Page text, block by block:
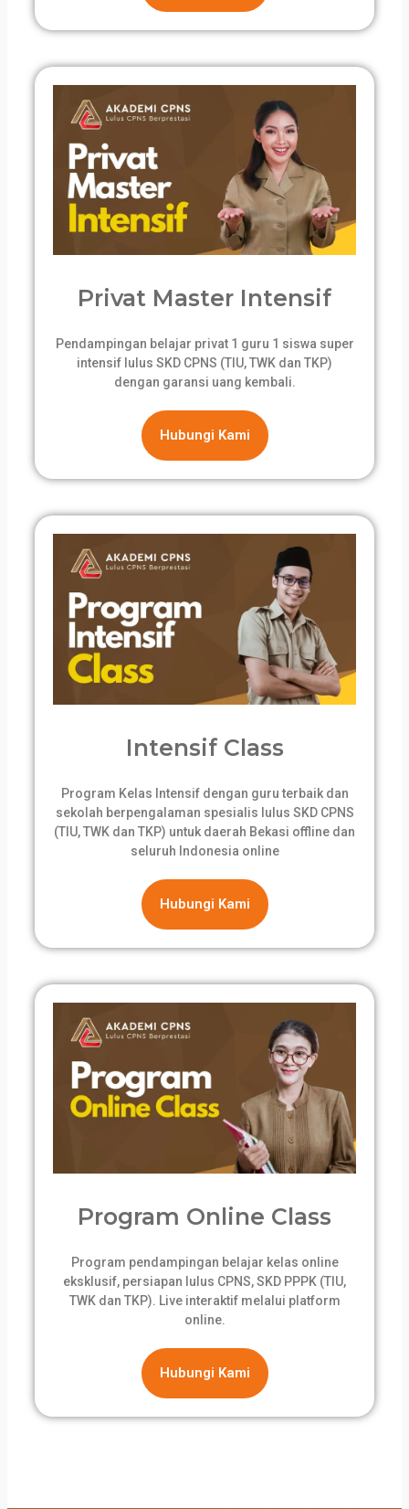
Privat Master Intensif
Pendampingan belajar privat 1 guru 1 siswa super
intensif lulus SKD CPNS (TIU, TWK dan TKP)
dengan garansi uang kembali.
Hubungi Kami
Intensif Class
Program Kelas Intensif dengan guru terbaik dan
sekolah berpengalaman spesialis lulus SKD CPNS
(TIU, TWK dan TKP) untuk daerah Bekasi offline dan
seluruh Indonesia online
Hubungi Kami
Program Online Class
Program pendampingan belajar kelas online
eksklusif, persiapan lulus CPNS, SKD PPPK (TIU,
TWK dan TKP). Live interaktif melalui platform
online.
Hubungi Kami